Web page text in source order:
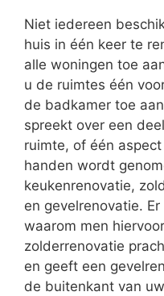
Niet iedereen
huis in één keer te
alle woningen toe
u de ruimtes één
de badkamer toe
spreekt over een
ruimte, of één
handen wordt
keukenrenovatie,
en gevelrenovatie.
waarom men
zolderrenovatie
en geeft een
de buitenkant van